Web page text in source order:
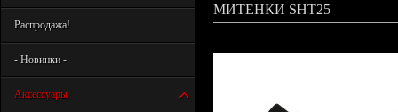
Распродажа!
- Новинки -
Аксессуары
МИТЕНКИ SHT25